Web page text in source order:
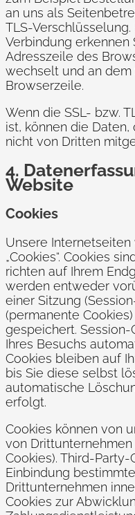
an uns als
TLS-
Verbindung erkennen
Adresszeile des
wechselt und an dem
Browserzeile.
Wenn die SSL- bzw.
ist, können die
nicht von Dritten
4.
Website
Cookies
Unsere
„Cookies“. Cookies
richten auf Ihrem
werden entweder
einer Sitzung
(permanente
gespeichert.
Ihres Besuchs
Cookies bleiben auf
bis Sie diese selbst
automatische
erfolgt.
Cookies können von
von
Cookies). Third-
Einbindung
Drittunternehmen
Cookies zur